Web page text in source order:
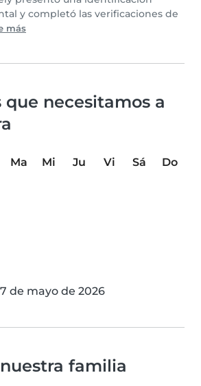
y completó las verificaciones de
más
que necesitamos a
Ma Mi Ju Vi Sá
Do
7 de mayo de 2026
familia